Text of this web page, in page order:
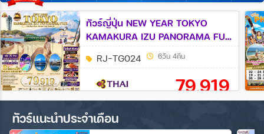
ทัวร์ญี่ปุ่น NEW YEAR TOKYO
KAMAKURA IZU PANORAMA FUJI
6วัน 4คืน (TG)
RJ-TG024 6วัน 4คืน
79,919
ทัวร์แนะนำประจำเดือน